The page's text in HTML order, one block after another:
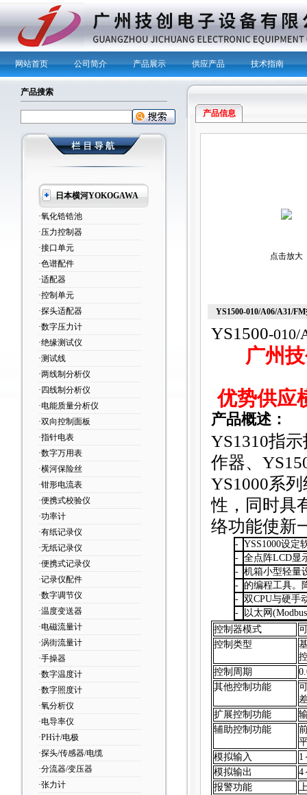
网站首页 公司简介 产品展示 供应产品 技术指南
产品搜索
日本横河YOKOGAWA
·氧化锆锆池
·压力控制器
·接口单元
·色谱配件
·适配器
·控制单元
·探头适配器
·数字压力计
·绝缘测试仪
·测试线
·两线制分析仪
·四线制分析仪
·电能质量分析仪
·双向控制面板
·指针电表
·数字万用表
·横河保险丝
·钳形电流表
·便携式校验仪
·功率计
·有纸记录仪
·无纸记录仪
·便携式记录仪
·记录仪配件
·数字调节仪
·温度变送器
·电磁流量计
·涡街流量计
·手操器
·数字温度计
·数字照度计
·氧分析仪
·电导率仪
·PH计/电极
·探头/传感器/电缆
·分流器/变压器
·张力计
产品信息
点击放大
YS1500-010/A06/A31/
YS1500-010/
广州
优势供应
产品概述：
YS1310指示
作器、
YS1000系
性，同时具
络功能使新
- YSS1000设定
- 全点阵LCD显
- 机箱小型轻量
- 的编程工具。
- 双CPU与硬手
- 以太网
控制器模式
控制类型
控制周期
其他控制功能
扩展控制功能
辅助控制功能
模拟输入
1
模拟输出
4
报警功能